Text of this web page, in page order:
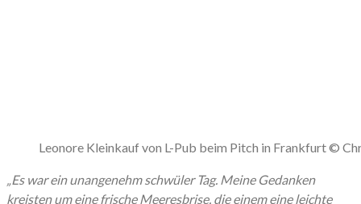
Leonore Kleinkauf von L-Pub beim Pitch in Frankfurt ©
„Es war ein unangenehm schwüler Tag. Meine Gedanken
kreisten um eine frische Meeresbrise, die einem eine leichte